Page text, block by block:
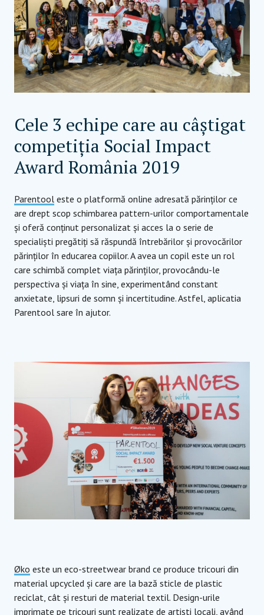
Cele 3 echipe care au câștigat
competiția Social Impact
Award România 2019
Parentool este o platformă online adresată părinților ce
are drept scop schimbarea pattern-urilor comportamentale
și oferă conținut personalizat și acces la o serie de
specialiști pregătiți să răspundă întrebărilor și provocărilor
părinților în educarea copiilor. A avea un copil este un rol
care schimbă complet viața părinților, provocându-le
perspectiva și viața în sine, experimentând constant
anxietate, lipsuri de somn și incertitudine. Astfel, aplicatia
Parentool sare în ajutor.
Øko este un eco-streetwear brand ce produce tricouri din
material upcycled și care are la bază sticle de plastic
reciclat, cât și resturi de material textil. Design-urile
imprimate pe tricouri sunt realizate de artiști locali, având